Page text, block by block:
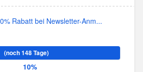
Rabatt bei Newsletter-Anm...
(noch 148 Tage)
10%